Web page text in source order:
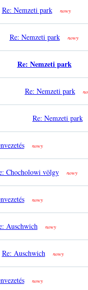
Re: Nemzeti park nowy
Re: Nemzeti park nowy
Re: Nemzeti park
Re: Nemzeti park
Re: Nemzeti park
nowy
Chocholowi völgy nowy
nowy
Auschwich nowy
Re: Auschwich nowy
nowy